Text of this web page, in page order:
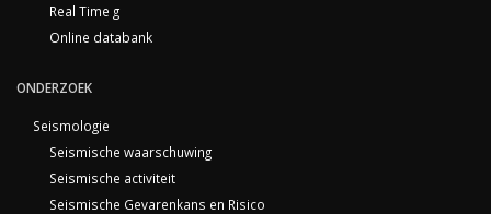
Real Time g
Online databank
ONDERZOEK
Seismologie
Seismische waarschuwing
Seismische activiteit
Seismische Gevarenkans en Risico